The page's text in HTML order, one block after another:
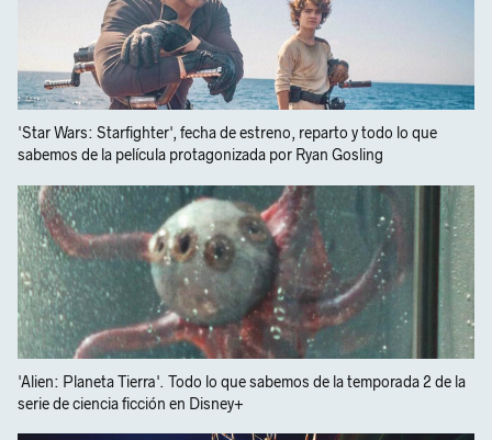
'Star Wars: Starfighter', fecha de estreno, reparto y todo lo que
sabemos de la película protagonizada por Ryan Gosling
'Alien: Planeta Tierra'. Todo lo que sabemos de la temporada 2 de la
serie de ciencia ficción en Disney+